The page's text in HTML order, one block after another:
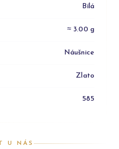
Bílá
≈ 3.00 g
Náušnice
Zlato
585
U NÁS